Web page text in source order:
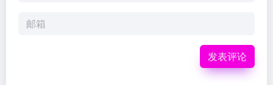
发表评论